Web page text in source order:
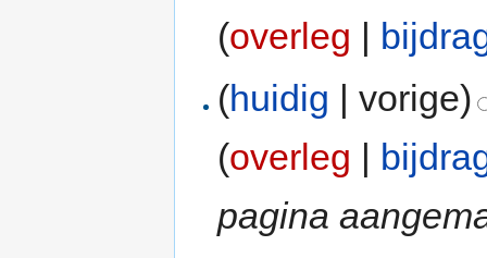
(overleg |
(huidig | vorige)
(overleg
pagina